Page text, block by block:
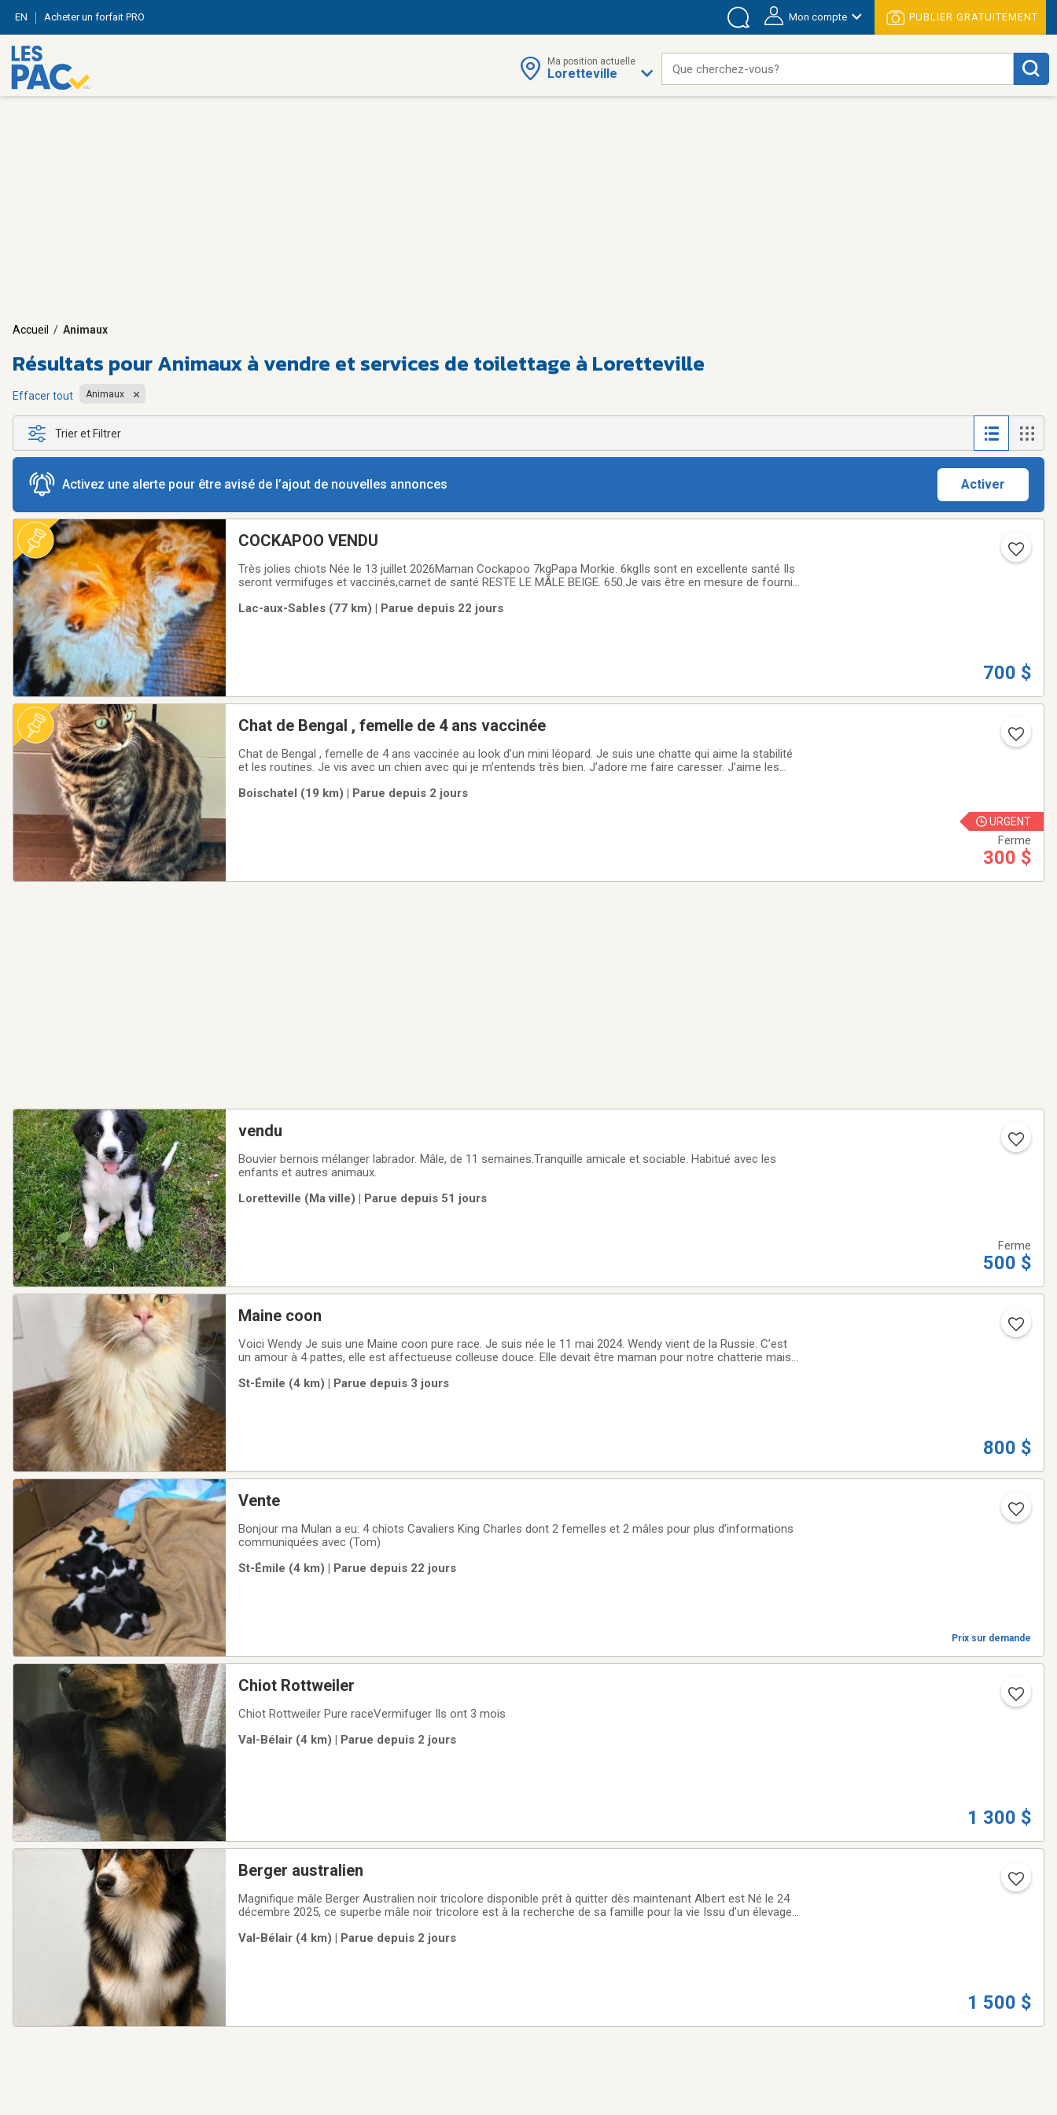
EN Acheter un forfait PRO Mon compte PUBLIER GRATUITEMENT
Ma position actuelle
Loretteville Que cherchez-vous?
Accueil / Animaux
Résultats pourAnimaux à vendre et services de toilettage à Loretteville
Effacer tout Animaux
Trier et Filtrer
Activez une alerte pour être avisé de l’ajout de nouvelles annonces Activer
COCKAPOO VENDU
Très jolies chiots Née le 13 juillet 2026Maman Cockapoo 7kgPapa Morkie. 6kgIls sont en excellente santé Ils
seront vermifuges et vaccinés,carnet de santé RESTE LE MÂLE BEIGE. 650.Je vais être en mesure de fournir
Lac-aux-Sables (77 km) | Parue depuis 22 jours
700 $
Chat de Bengal , femelle de 4 ans vaccinée
Chat de Bengal , femelle de 4 ans vaccinée au look d’un mini léopard. Je suis une chatte qui aime la stabilité
et les routines. Je vis avec un chien avec qui je m’entends très bien. J’adore me faire caresser. J’aime les
maintenant voyager trop
Boischatel (19 km) | Parue depuis 2 jours
URGENT
Ferme
300 $
vendu
Bouvier bernois mélanger labrador. Mâle, de 11 semaines.Tranquille amicale et sociable. Habitué avec les
enfants et autres animaux.
Loretteville (Ma ville) | Parue depuis 51 jours
Ferme
500 $
Maine coon
Voici Wendy Je suis une Maine coon pure race. Je suis née le 11 mai 2024. Wendy vient de la Russie. C’est
un amour à 4 pattes, elle est affectueuse colleuse douce. Elle devait être maman pour notre chatterie mais
porter. Elle est habituer
St-Émile (4 km) | Parue depuis 3 jours
800 $
Vente
Bonjour ma Mulan a eu: 4 chiots Cavaliers King Charles dont 2 femelles et 2 mâles pour plus d’informations
communiquées avec (Tom)
St-Émile (4 km) | Parue depuis 22 jours
Prix sur demande
Chiot Rottweiler
Chiot Rottweiler Pure raceVermifuger Ils ont 3 mois
Val-Bélair (4 km) | Parue depuis 2 jours
1 300 $
Berger australien
Magnifique mâle Berger Australien noir tricolore disponible prêt à quitter dès maintenant Albert est Né le 24
décembre 2025, ce superbe mâle noir tricolore est à la recherche de sa famille pour la vie Issu d’un élevage
reconnues pour leur
Val-Bélair (4 km) | Parue depuis 2 jours
1 500 $